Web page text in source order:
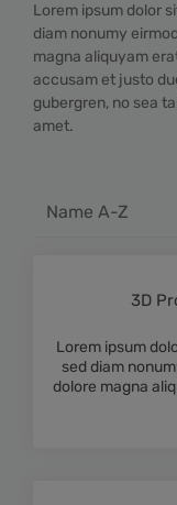
Lorem ipsum dolor
diam nonumy
magna aliquyam
accusam et justo
gubergren, no sea
amet.
3D
Lorem ipsum
sed diam
dolore magna
clita kasd